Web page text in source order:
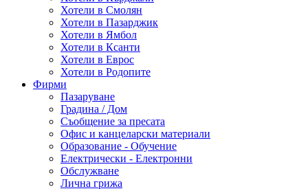
Хотели в Смолян
Хотели в Пазарджик
Хотели в Ямбол
Хотели в Ксанти
Хотели в Еврос
Хотели в Родопите
Фирми
Пазаруване
Градина / Дом
Съобщение за пресата
Офис и канцеларски материали
Образование - Обучение
Електрически - Електронни
Обслужване
Лична грижа